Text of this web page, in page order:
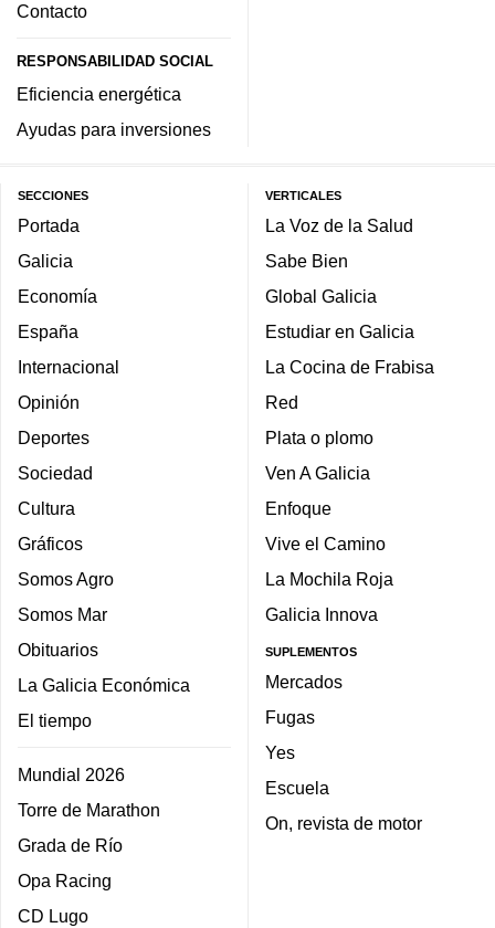
Contacto
RESPONSABILIDAD SOCIAL
Eficiencia energética
Ayudas para inversiones
SECCIONES
Portada
Galicia
Economía
España
Internacional
Opinión
Deportes
Sociedad
Cultura
Gráficos
Somos Agro
Somos Mar
Obituarios
La Galicia Económica
El tiempo
Mundial 2026
Torre de Marathon
Grada de Río
Opa Racing
CD Lugo
VERTICALES
La Voz de la Salud
Sabe Bien
Global Galicia
Estudiar en Galicia
La Cocina de Frabisa
Red
Plata o plomo
Ven A Galicia
Enfoque
Vive el Camino
La Mochila Roja
Galicia Innova
SUPLEMENTOS
Mercados
Fugas
Yes
Escuela
On, revista de motor